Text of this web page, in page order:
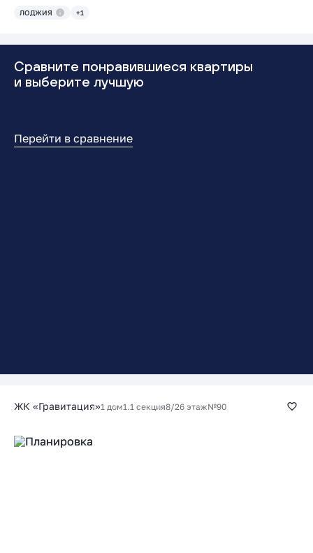
ЛОДЖИЯ +1
Сравните понравившиеся квартиры
и выберите лучшую
Перейти в сравнение
ЖК «Гравитация»1 дом1.1 секция8/26 этаж№90